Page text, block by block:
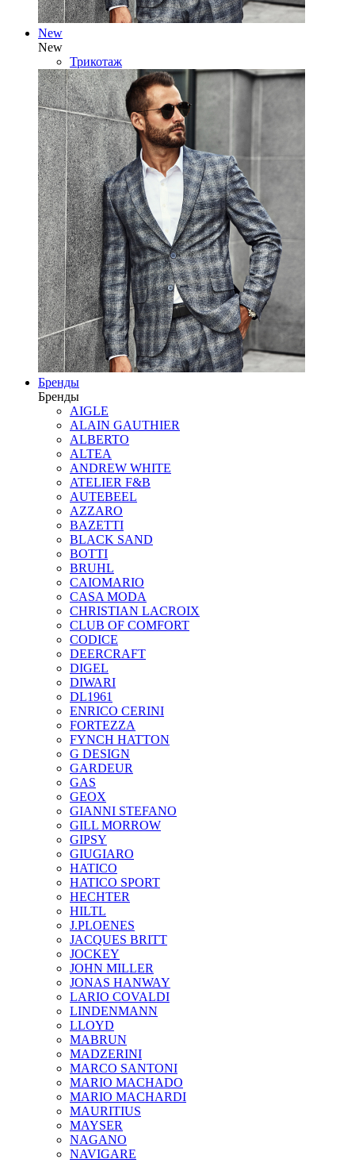
New
New
Трикотаж
Бренды
Бренды
AIGLE
ALAIN GAUTHIER
ALBERTO
ALTEA
ANDREW WHITE
ATELIER F&B
AUTEBEEL
AZZARO
BAZETTI
BLACK SAND
BOTTI
BRUHL
CAIOMARIO
CASA MODA
CHRISTIAN LACROIX
CLUB OF COMFORT
CODICE
DEERCRAFT
DIGEL
DIWARI
DL1961
ENRICO CERINI
FORTEZZA
FYNCH HATTON
G DESIGN
GARDEUR
GAS
GEOX
GIANNI STEFANO
GILL MORROW
GIPSY
GIUGIARO
HATICO
HATICO SPORT
HECHTER
HILTL
J.PLOENES
JAСQUES BRITT
JOCKEY
JOHN MILLER
JONAS HANWAY
LARIO COVALDI
LINDENMANN
LLOYD
MABRUN
MADZERINI
MARCO SANTONI
MARIO MACHADO
MARIO MACHARDI
MAURITIUS
MAYSER
NAGANO
NAVIGARE